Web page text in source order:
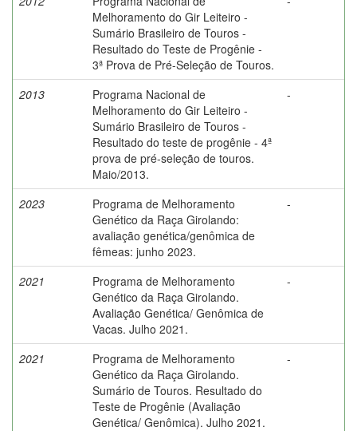
Melhoramento do Gir Leiteiro -
Sumário Brasileiro de Touros -
Resultado do Teste de Progênie -
3ª Prova de Pré-Seleção de Touros.
2013
Programa Nacional de
Melhoramento do Gir Leiteiro -
Sumário Brasileiro de Touros -
Resultado do teste de progênie - 4ª
prova de pré-seleção de touros.
Maio/2013.
-
2023
Programa de Melhoramento
Genético da Raça Girolando:
avaliação genética/genômica de
fêmeas: junho 2023.
-
2021
Programa de Melhoramento
Genético da Raça Girolando.
Avaliação Genética/ Genômica de
Vacas. Julho 2021.
-
2021
Programa de Melhoramento
Genético da Raça Girolando.
Sumário de Touros. Resultado do
Teste de Progênie (Avaliação
Genética/ Genômica). Julho 2021.
-